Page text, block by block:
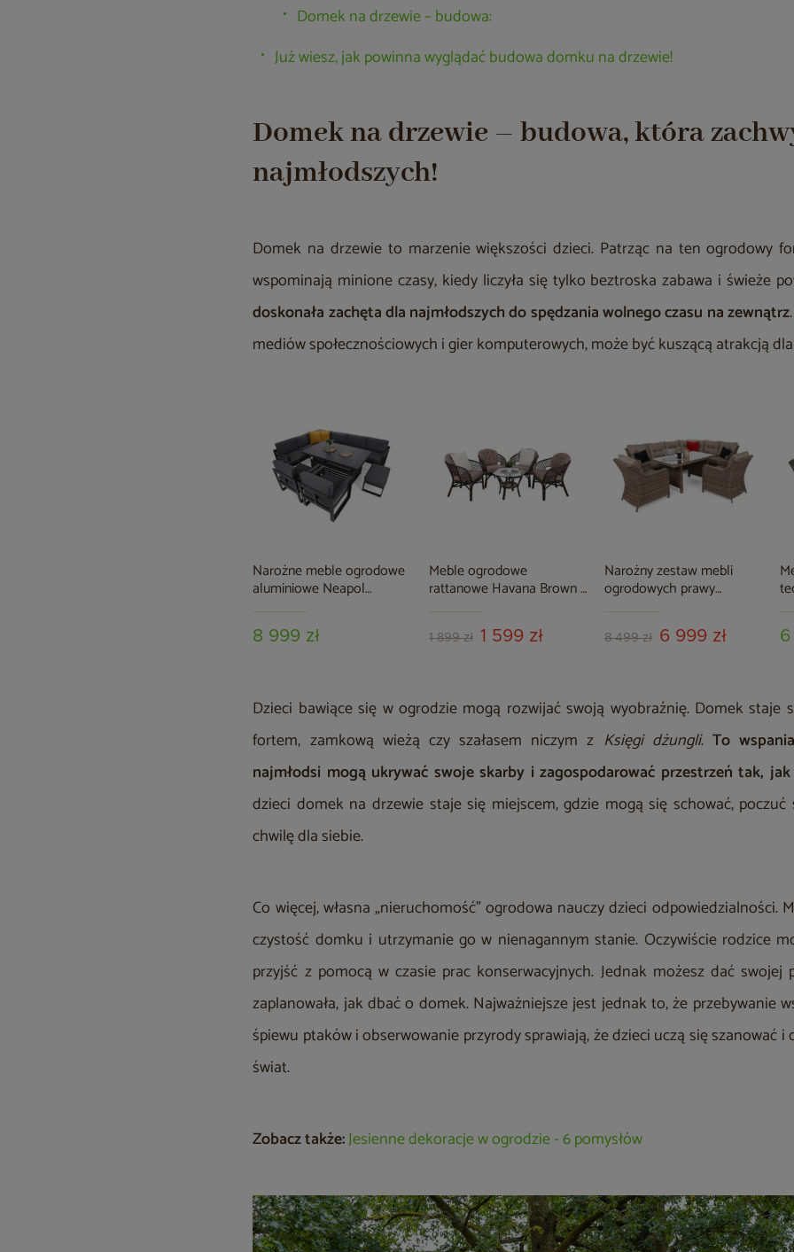
Domek na drzewie – budowa:
Już wiesz, jak powinna wyglądać budowa domku na drzewie!
Domek na drzewie – budowa, która
najmłodszych!
Domek na drzewie to marzenie większości dzieci. Patrząc na ten ogrodowy
wspominają minione czasy, kiedy liczyła się tylko beztroska zabawa i świeże
doskonała zachęta dla najmłodszych do spędzania wolnego czasu na zewnątrz
mediów społecznościowych i gier komputerowych, może być kuszącą atrakcją
Narożne meble ogrodowe
aluminiowe Neapol
Melange
8 999 zł
Meble ogrodowe
rattanowe Havana Brown /
1 899 zł 1 599 zł
Narożny zestaw mebli
ogrodowych prawy
8 499 zł 6 999 zł 6
Dzieci bawiące się w ogrodzie mogą rozwijać swoją wyobraźnię. Domek staje
fortem, zamkową wieżą czy szałasem niczym z Księgi dżungli.To
najmłodsi mogą ukrywać swoje skarby i zagospodarować przestrzeń tak,
dzieci domek na drzewie staje się miejscem, gdzie mogą się schować,
chwilę dla siebie.
Co więcej, własna „nieruchomość” ogrodowa nauczy dzieci odpowiedzialności.
czystość domku i utrzymanie go w nienagannym stanie. Oczywiście rodzice
przyjść z pomocą w czasie prac konserwacyjnych. Jednak możesz dać swojej
zaplanowała, jak dbać o domek. Najważniejsze jest jednak to, że przebywanie
śpiewu ptaków i obserwowanie przyrody sprawiają, że dzieci uczą się szanować i
świat.
Zobacz także:Jesienne dekoracje w ogrodzie - 6 pomysłów